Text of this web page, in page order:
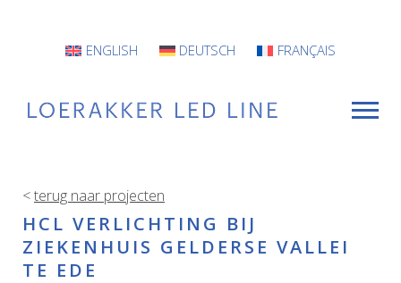
ENGLISH DEUTSCH FRANÇAIS
VOOR WIE
Armaturen
<terug naar projecten
HCL VERLICHTING BIJ
ZIEKENHUIS GELDERSE VALLEI
TE EDE